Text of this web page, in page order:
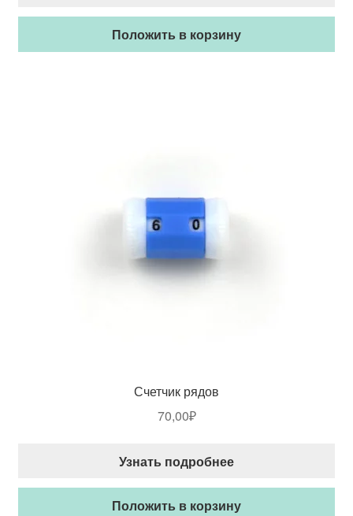
Положить в корзину
Счетчик рядов
70,00₽
Узнать подробнее
Положить в корзину